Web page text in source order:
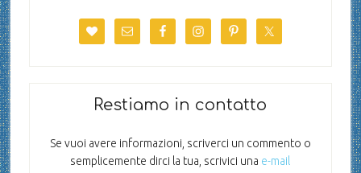
Restiamo in contatto
Se vuoi avere informazioni, scriverci un commento o
semplicemente dirci la tua, scrivici una e-mail